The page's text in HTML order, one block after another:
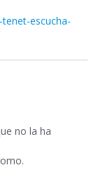
escucha-
no la ha